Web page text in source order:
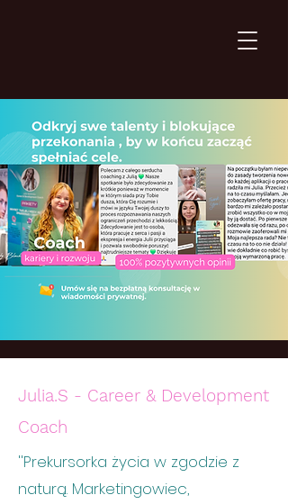
Julia.S - Career & Development
Coach
''Prekursorka życia w zgodzie z
naturą. Marketingowiec,